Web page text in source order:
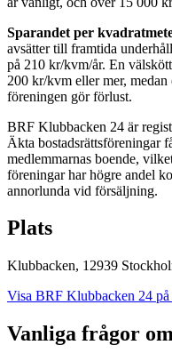
Sparandet per
avsätter till framtida
på 210 kr/kvm/år. En
200 kr/kvm eller mer, medan
föreningen gör förlust.
BRF Klubbacken 24 är
Äkta bostadsrättsföreningar
medlemmarnas boende,
föreningar har högre andel
annorlunda vid försäljning.
Plats
Klubbacken, 12939
Visa BRF Klubbacken 24
Vanliga frågor